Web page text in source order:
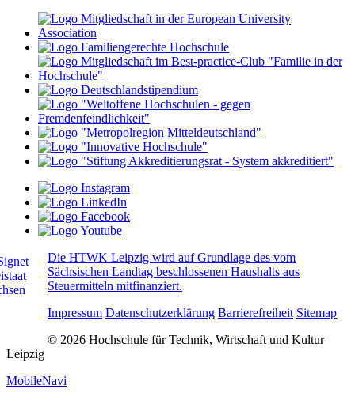
Die HTWK Leipzig wird auf Grundlage des vom
Sächsischen Landtag beschlossenen Haushalts aus
Steuermitteln mitfinanziert.
Impressum Datenschutzerklärung Barrierefreiheit Sitemap
© 2026 Hochschule für Technik, Wirtschaft und Kultur
Leipzig
MobileNavi